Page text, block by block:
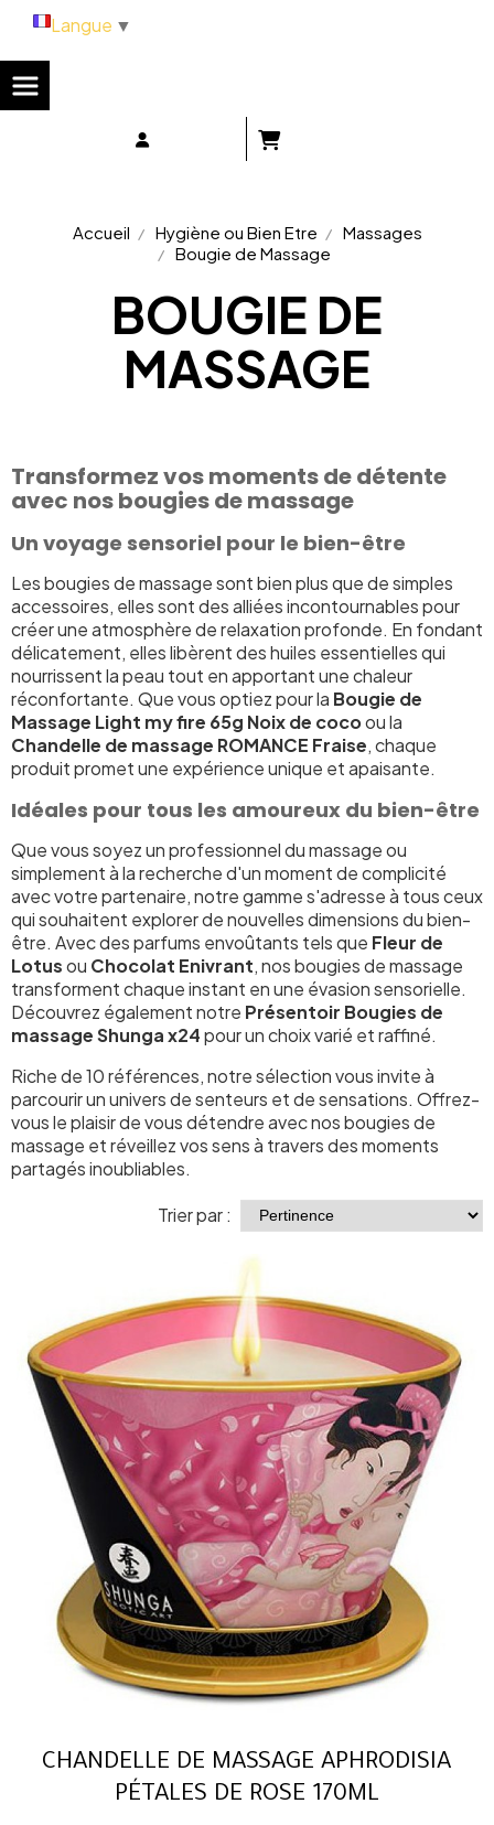
Accueil Hygiène ou Bien Etre
Massages
Bougie de Massage
BOUGIE DE
MASSAGE
Transformez vos moments de détente
avec nos bougies de massage
Un voyage sensoriel pour le bien-être
Les bougies de massage sont bien plus que de simples
accessoires, elles sont des alliées incontournables pour
créer une atmosphère de relaxation profonde. En fondant
délicatement, elles libèrent des huiles essentielles qui
nourrissent la peau tout en apportant une chaleur
réconfortante. Que vous optiez pour la Bougie de
Massage Light my fire 65g Noix de cocoou la
Chandelle de massage ROMANCE Fraise, chaque
produit promet une expérience unique et apaisante.
Idéales pour tous les amoureux du bien-être
Que vous soyez un professionnel du massage ou
simplement à la recherche d'un moment de complicité
avec votre partenaire, notre gamme s'adresse à tous ceux
qui souhaitent explorer de nouvelles dimensions du bien-
être. Avec des parfums envoûtants tels que Fleur de
Lotusou Chocolat Enivrant, nos bougies de massage
transforment chaque instant en une évasion sensorielle.
Découvrez également notre Présentoir Bougies de
massage Shunga x24pour un choix varié et raffiné.
Riche de 10 références, notre sélection vous invite à
parcourir un univers de senteurs et de sensations. Offrez-
vous le plaisir de vous détendre avec nos bougies de
massage et réveillez vos sens à travers des moments
partagés inoubliables.
Trier par :
CHANDELLE DE MASSAGE APHRODISIA
PÉTALES DE ROSE 170ML
Langue ▼